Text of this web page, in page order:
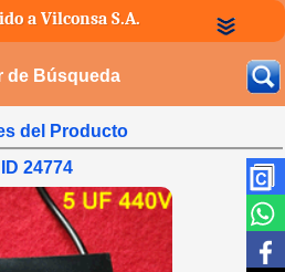
a Vilconsa S.A.
de Búsqueda
del Producto
ID 24774